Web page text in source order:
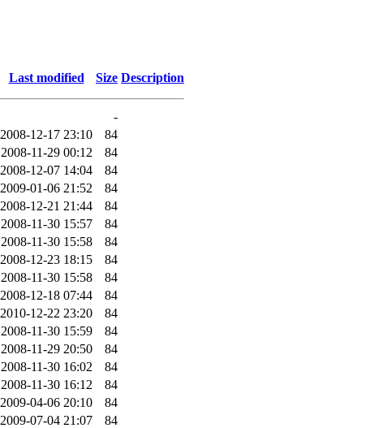
Last modified Size Description
-
2008-12-17 23:10
84
2008-11-29 00:12
84
2008-12-07 14:04
84
2009-01-06 21:52
84
2008-12-21 21:44
84
2008-11-30 15:57
84
2008-11-30 15:58
84
2008-12-23 18:15
84
2008-11-30 15:58
84
2008-12-18 07:44
84
2010-12-22 23:20
84
2008-11-30 15:59
84
2008-11-29 20:50
84
2008-11-30 16:02
84
2008-11-30 16:12
84
2009-04-06 20:10
84
2009-07-04 21:07
84